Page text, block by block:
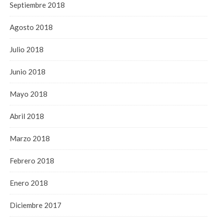
Septiembre 2018
Agosto 2018
Julio 2018
Junio 2018
Mayo 2018
Abril 2018
Marzo 2018
Febrero 2018
Enero 2018
Diciembre 2017